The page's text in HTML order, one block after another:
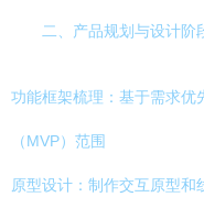
二、产品规划与设计阶
功能框架梳理：基于需求优
（MVP）范围
原型设计：制作交互原型